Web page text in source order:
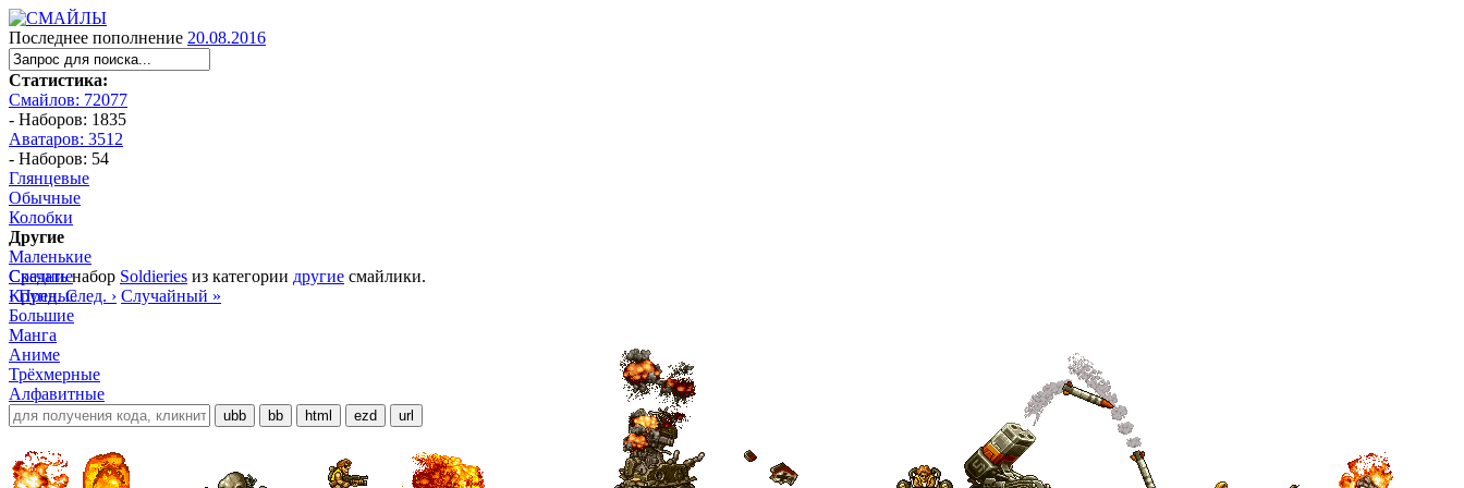
Последнее пополнение 20.08.2016
Статистика:
Смайлов: 72077
- Наборов: 1835
Аватаров: 3512
- Наборов: 54
Глянцевые
Обычные
Колобки
Другие
Маленькие
Средние
Крупные
Большие
Манга
Аниме
Трёхмерные
Алфавитные
ubb bb html ezd url
Скачатьнабор Soldieries из категории другие смайлики.
‹ Пред. След. › Случайный »